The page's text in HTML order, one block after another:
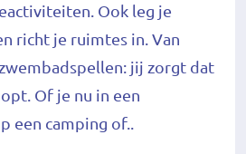
Ook leg je
richt je ruimtes in. Van
jij zorgt dat
Of je nu in een
een camping of..